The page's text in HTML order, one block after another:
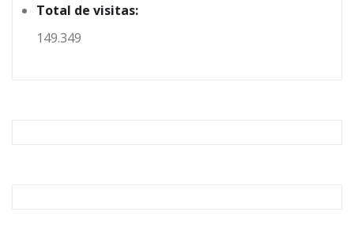
Total de visitas:
149.349